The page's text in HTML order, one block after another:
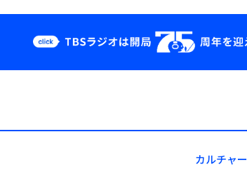
YouTube
カルチャー